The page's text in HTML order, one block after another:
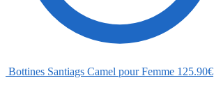
Bottines Santiags Camel pour Femme 125.90€